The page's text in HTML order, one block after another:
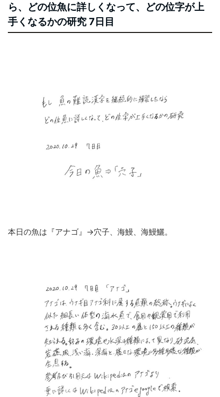
ら、どの位魚に詳しくなって、どの位字が上
手くなるかの研究 7日目
本日の魚は『アナゴ』→穴子、海鰻、海鰻鱺。